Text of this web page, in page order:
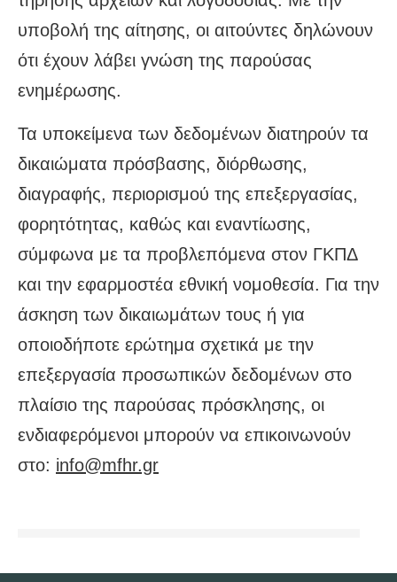
υποβολή της αίτησης, οι αιτούντες δηλώνουν
ότι έχουν λάβει γνώση της παρούσας
ενημέρωσης.
Τα υποκείμενα των δεδομένων διατηρούν τα
δικαιώματα πρόσβασης, διόρθωσης,
διαγραφής, περιορισμού της επεξεργασίας,
φορητότητας, καθώς και εναντίωσης,
σύμφωνα με τα προβλεπόμενα στον ΓΚΠΔ
και την εφαρμοστέα εθνική νομοθεσία. Για την
άσκηση των δικαιωμάτων τους ή για
οποιοδήποτε ερώτημα σχετικά με την
επεξεργασία προσωπικών δεδομένων στο
πλαίσιο της παρούσας πρόσκλησης, οι
ενδιαφερόμενοι μπορούν να επικοινωνούν
στο: info@mfhr.gr